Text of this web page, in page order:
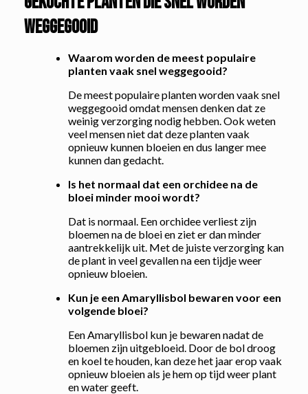
weggegooid
Waarom worden de meest populaire
planten vaak snel weggegooid?
De meest populaire planten worden vaak snel
weggegooid omdat mensen denken dat ze
weinig verzorging nodig hebben. Ook weten
veel mensen niet dat deze planten vaak
opnieuw kunnen bloeien en dus langer mee
kunnen dan gedacht.
Is het normaal dat een orchidee na de
bloei minder mooi wordt?
Dat is normaal. Een orchidee verliest zijn
bloemen na de bloei en ziet er dan minder
aantrekkelijk uit. Met de juiste verzorging kan
de plant in veel gevallen na een tijdje weer
opnieuw bloeien.
Kun je een Amaryllisbol bewaren voor een
volgende bloei?
Een Amaryllisbol kun je bewaren nadat de
bloemen zijn uitgebloeid. Door de bol droog
en koel te houden, kan deze het jaar erop vaak
opnieuw bloeien als je hem op tijd weer plant
en water geeft.